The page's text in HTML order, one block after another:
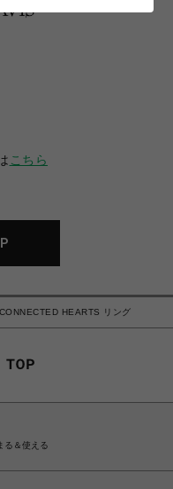
こちら
CONNECTED HEARTS リング
る＆使える